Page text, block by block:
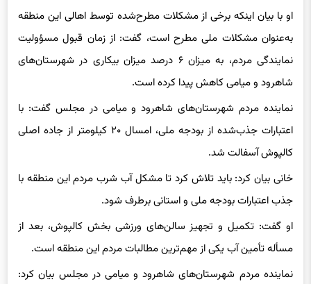
او با بیان اینکه برخی از مشکلات مطرح‌شده توسط اهالی این منطقه
به‌عنوان مشکلات ملی مطرح است، گفت: از زمان قبول مسؤولیت
نمایندگی مردم، به میزان ۶ درصد میزان بیکاری در شهرستان‌های
شاهرود و میامی کاهش پیدا کرده است.‌
نماینده مردم شهرستان‌های شاهرود و میامی در مجلس گفت: با
اعتبارات جذب‌شده از بودجه ملی، امسال ۲۰ کیلومتر از جاده اصلی
کالپوش آسفالت شد.‌
خانی بیان کرد: باید تلاش کرد تا مشکل آب شرب مردم این منطقه با
جذب اعتبارات بودجه ملی و استانی برطرف شود.‌
او گفت: تکمیل و تجهیز سالن‌های ورزشی بخش کالپوش، بعد از
مسأله تأمین آب یکی از مهم‌ترین مطالبات مردم این منطقه است.
نماینده مردم شهرستان‌های شاهرود و میامی در مجلس بیان کرد: